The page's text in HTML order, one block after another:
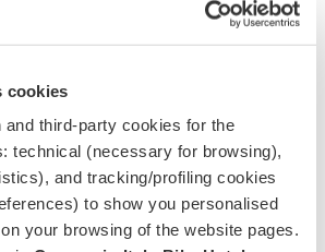
cookies
and third-party cookies for the
technical (necessary for browsing),
and tracking/profiling cookies
to show you personalised
your browsing of the website pages.
à 18.10.26
de bien-être
Parking
l'aéroport
pension